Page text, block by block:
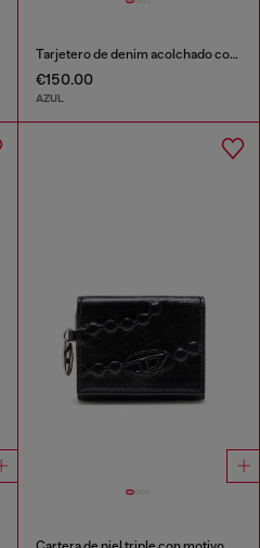
Tarjetero de denim acolchado con motivo argyle
€150.00
AZUL